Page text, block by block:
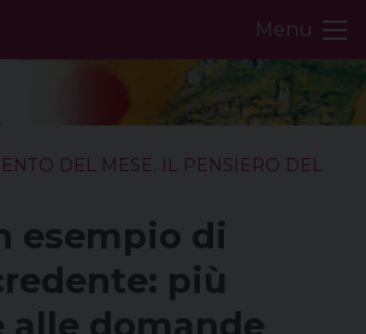
Menu
DEL MESE
IL PENSIERO DEL
esempio di
più
alle domande